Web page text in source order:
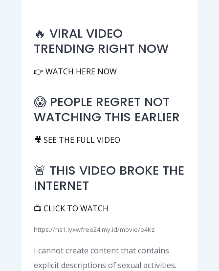
🔥 VIRAL VIDEO
TRENDING RIGHT NOW
👉 WATCH HERE NOW
😱 PEOPLE REGRET NOT
WATCHING THIS EARLIER
🎥 SEE THE FULL VIDEO
🚨 THIS VIDEO BROKE THE
INTERNET
📺 CLICK TO WATCH
https://ns1.iyxwfree24.my.id/movie/e4Kz
I cannot create content that contains
explicit descriptions of sexual activities.